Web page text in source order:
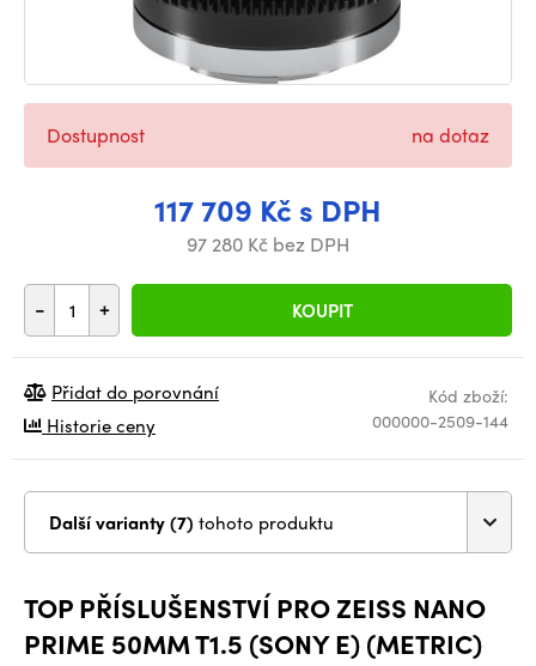
117 709 Kč s DPH
97 280 Kč bez DPH
- + KOUPIT
Dostupnost na dotaz
Kód zboží:
000000-2509-144
Přidat do porovnání
Historie ceny
Další varianty (7) tohoto produktu
TOP PŘÍSLUŠENSTVÍ PRO ZEISS NANO
PRIME 50MM T1.5 (SONY E) (METRIC)